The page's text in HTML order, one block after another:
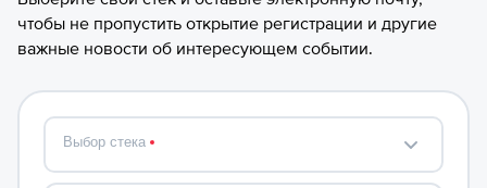
чтобы не пропустить открытие регистрации и другие
важные новости об интересующем событии.
Выбор стека